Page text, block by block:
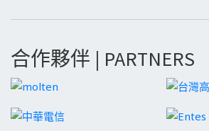
合作夥伴 | PARTNERS